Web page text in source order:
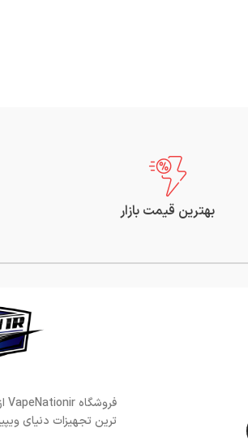
بهترین قیمت بازار
ترین تجهیزات دنیای